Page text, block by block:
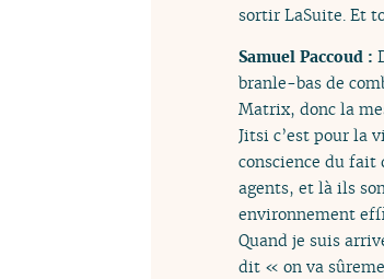
sortir LaSuite. Et
Samuel Paccoud :
branle-bas de
Matrix, donc la
Jitsi c’est pour la
conscience du fait
agents, et là ils
environnement
Quand je suis
dit « on va